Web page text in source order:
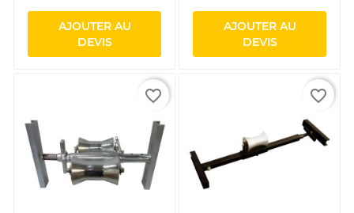
AJOUTER AU
DEVIS
AJOUTER AU
DEVIS
favorite_border favorite_border